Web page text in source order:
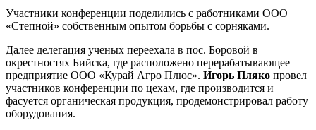
Участники конференции поделились с работниками ООО
«Степной» собственным опытом борьбы с сорняками.
Далее делегация ученых переехала в пос. Боровой в
окрестностях Бийска, где расположено перерабатывающее
предприятие ООО «Курай Агро Плюс». Игорь Пляко провел
участников конференции по цехам, где производится и
фасуется органическая продукция, продемонстрировал работу
оборудования.